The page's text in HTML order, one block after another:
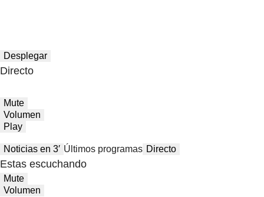
Desplegar
Directo
Mute
Volumen
Play
Noticias en 3′ Últimos programas Directo
Estas escuchando
Mute
Volumen